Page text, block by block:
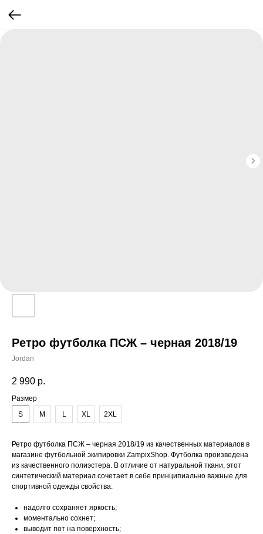
Ретро футболка ПСЖ – черная 2018/19
Jordan
2 990 р.
Размер
S
M L XL 2XL
Ретро футболка ПСЖ – черная 2018/19 из качественных материалов в
магазине футбольной экипировки ZampixShop. Футболка произведена
из качественного полиэстера. В отличие от натуральной ткани, этот
синтетический материал сочетает в себе принципиально важные для
спортивной одежды свойства:
надолго сохраняет яркость;
моментально сохнет;
выводит пот на поверхность;